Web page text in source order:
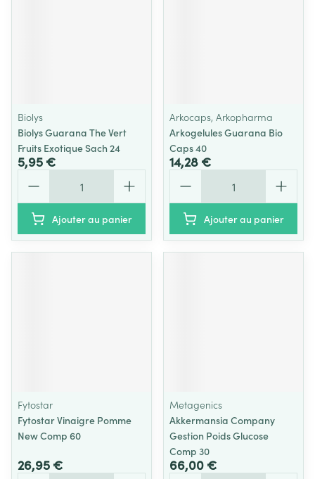
Biolys
Biolys Guarana The Vert
Fruits Exotique Sach 24
5,95 €
Ajouter au panier
Arkocaps, Arkopharma
Arkogelules Guarana Bio
Caps 40
14,28 €
Ajouter au panier
Fytostar
Fytostar Vinaigre Pomme
New Comp 60
26,95 €
Metagenics
Akkermansia Company
Gestion Poids Glucose
Comp 30
66,00 €